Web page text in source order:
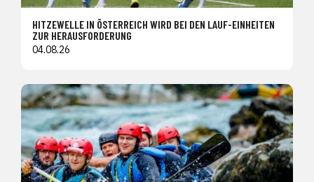
HITZEWELLE IN ÖSTERREICH WIRD BEI DEN LAUF-EINHEITEN
ZUR HERAUSFORDERUNG
04.08.26